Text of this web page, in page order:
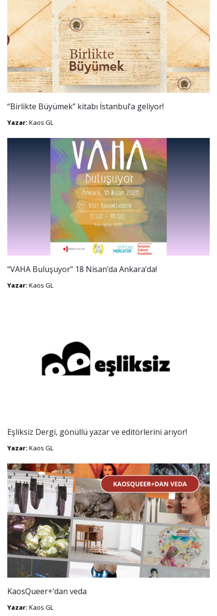
“Birlikte Büyümek” kitabı İstanbul’a geliyor!
Yazar: Kaos GL
“VAHA Buluşuyor” 18 Nisan’da Ankara’da!
Yazar: Kaos GL
Eşliksiz Dergi, gönüllü yazar ve editörlerini arıyor!
Yazar: Kaos GL
KaosQueer+’dan veda
Yazar: Kaos GL